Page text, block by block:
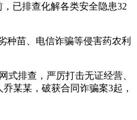
已排查化解各类安全隐患32
苗、电信诈骗等侵害药农利
排查，严厉打击无证经营、
某某，破获合同诈骗案3起，